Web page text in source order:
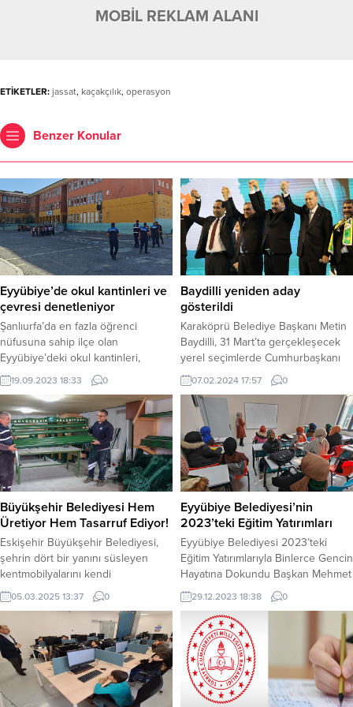
MOBİL REKLAM ALANI
ETİKETLER: jassat, kaçakçılık, operasyon
Benzer Konular
Eyyübiye’de okul kantinleri ve
çevresi denetleniyor
Şanlıurfa’da en fazla öğrenci
nüfusuna sahip ilçe olan
Eyyübiye’deki okul kantinleri,
okulların çevresindeki bakkal,
market ve gıda satış noktaları sıkı
şekilde denetlenmeye devam
ediyor. Eyyübiye Belediyesi Zabıta
Müdürlüğü’nün rutin denetimlerine
ilave olarak, okulların açılmasıyla
kantinler ve okul çevrelerindeki
satış noktaları da mercek altına
alınıyor. Kantinlerde özellikle hijyen
denetimleri yapan zabıta...
19.09.2023 18:33 0
Baydilli yeniden aday
gösterildi
Karaköprü Belediye Başkanı Metin
Baydilli, 31 Mart’ta gerçekleşecek
yerel seçimlerde Cumhurbaşkanı
Recep Tayyip Erdoğan tarafından
tekrar Ak Parti Karaköprü Belediye
Başkan Adayı ilan edildi .
Karaköprü’de görev yaptığı sürece
başarılı projelere ve hizmetlere
imza atan Karaköprü Belediye
Başkanı Metin Baydilli, 31 Mart’ta
gerçekleşecek yerel seçimlerde AK
Parti tarafından yeniden
Karaköprü...
07.02.2024 17:57 0
Büyükşehir Belediyesi Hem
Üretiyor Hem Tasarruf Ediyor!
Eskişehir Büyükşehir Belediyesi,
şehrin dört bir yanını süsleyen
kentmobilyalarını kendi
atölyelerinde üreterek büyük
tasarruf sağlıyor.
Belediyeninatölyelerinde üretilen
kamelya, oturma bankları, çöp
kovaları, piknik masaları,aydınlatma
elemanları, köprü, korkuluk ve
büfeler kent estetiğini
güzelleştirirken 2024yılında 1
05.03.2025 13:37 0
Eyyübiye Belediyesi’nin
2023’teki Eğitim Yatırımları
Eyyübiye Belediyesi 2023’teki
Eğitim Yatırımlarıyla Binlerce Gencin
Hayatına Dokundu Başkan Mehmet
Kuş liderliğinde sosyal belediyecilik
alanında örnek gösterilecek başarılı
çalışmaları hayata geçiren Eyyübiye
Belediyesi, 2023 yılındaki eğitim
yatırımlarıyla binlerce gencin
hayatına dokundu. Göreve
başladığı 2019 yılından bu yana
ilçede yaşayan çocukların ve
29.12.2023 18:38 0